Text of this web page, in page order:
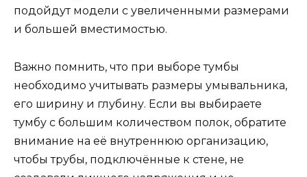
подойдут модели с увеличенными размерами
и большей вместимостью.
Важно помнить, что при выборе тумбы
необходимо учитывать размеры умывальника,
его ширину и глубину. Если вы выбираете
тумбу с большим количеством полок, обратите
внимание на её внутреннюю организацию,
чтобы трубы, подключённые к стене, не